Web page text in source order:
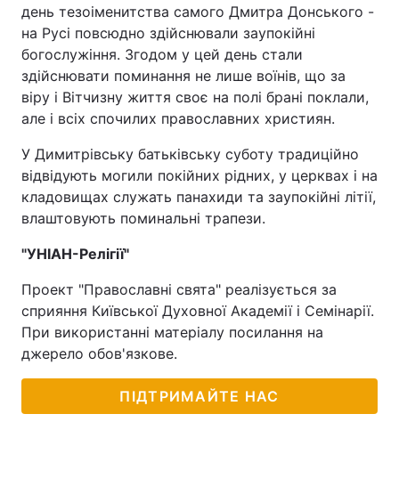
Тема оформлення
день тезоіменитства самого Дмитра Донського -
на Русі повсюдно здійснювали заупокійні
богослужіння. Згодом у цей день стали
здійснювати поминання не лише воїнів, що за
віру і Вітчизну життя своє на полі брані поклали,
але і всіх спочилих православних християн.
У Димитрівську батьківську суботу традиційно
відвідують могили покійних рідних, у церквах і на
кладовищах служать панахиди та заупокійні літії,
влаштовують поминальні трапези.
"УНІАН-Релігії"
Проект "Православні свята" реалізується за
сприяння Київської Духовної Академії і Семінарії.
При використанні матеріалу посилання на
джерело обов'язкове.
ПІДТРИМАЙТЕ НАС